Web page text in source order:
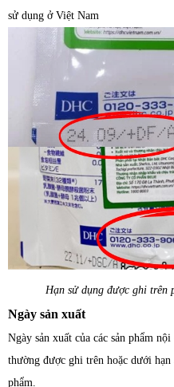
sử dụng ở Việt Nam
Hạn sử dụng được ghi trên
Ngày sản xuất
Ngày sản xuất của các sản phẩm
thường được ghi trên hoặc dưới
phẩm.